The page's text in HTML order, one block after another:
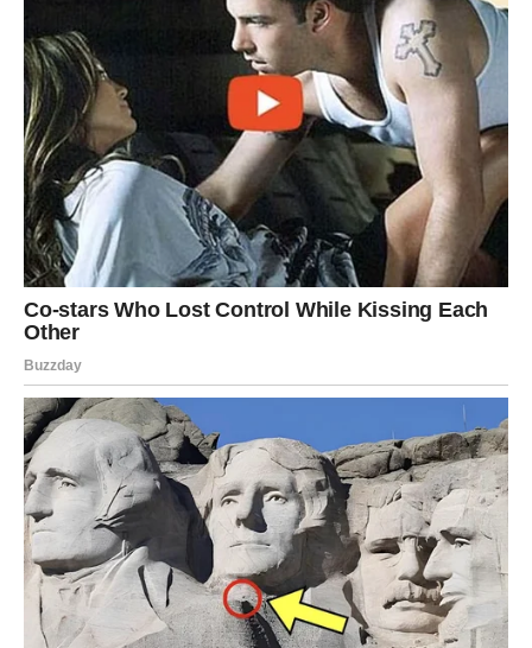
Peškiri, posteljina i odjeća koja se često koristi mogu
zadržavati neugodne mirise i bakterije. Tada viša temperatura
pomaže da se postigne osjećaj svježine i higijene.
Ipak, ono što mnogi zaboravljaju jeste da temperatura nije
jedini faktor koji utiče na rezultat.
Brzina reakcije često
igra ključnu ulogu. Što se mrlja prije tretira, veće su
šanse da će nestati bez traga. Odlaganje pranja može
samo otežati situaciju.
Pored toga, važan je i način na koji se odjeća pere. Pravilno
veliku razliku. Često se dešava da problem nije u vodi, već u
tome što proces nije pravilno izveden.